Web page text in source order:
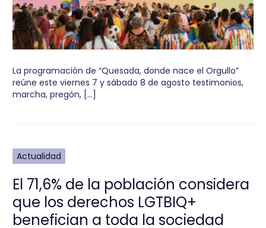
La programación de “Quesada, donde nace el Orgullo”
reúne este viernes 7 y sábado 8 de agosto testimonios,
marcha, pregón, […]
Actualidad
El 71,6% de la población considera
que los derechos LGTBIQ+
benefician a toda la sociedad